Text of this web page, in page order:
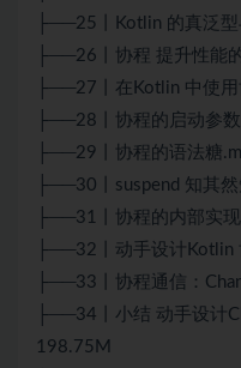
├──25丨Kotlin 的真泛
├──26丨协程 提升性能
├──27丨在Kotlin 中使
├──28丨协程的启动参
├──29丨协程的语法糖
├──30丨suspend 知其
├──31丨协程的内部实
├──32丨动手设计Kotlin
├──33丨协程通信：
├──34丨小结 动手设计
198.75M